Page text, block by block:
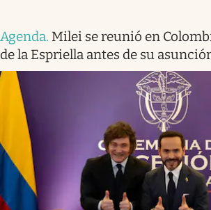
Agenda. Milei se reunió en
de la Espriella antes de su